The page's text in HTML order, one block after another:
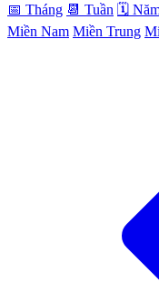
📅 Tháng 📆 Tuần 🗓
Miền Nam Miền Trung